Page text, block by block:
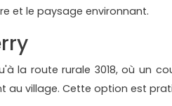
et le paysage environnant.
la route rurale 3018, où un
au village. Cette option est